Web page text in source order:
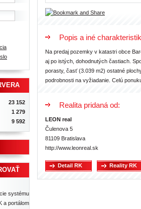
23 152
1 279
9 592
systému
a portálom
Popis a iné
Na predaj pozemky v katastri obce
aj po istých, dohodnutých častiach.
porasty, časť (3.039 m2) ostatné
podrobnosti na vyžiadanie. Celú
Realita pridaná od:
LEON real
Čulenova 5
81109 Bratislava
http://www.leonreal.sk
Detail RK Reality RK